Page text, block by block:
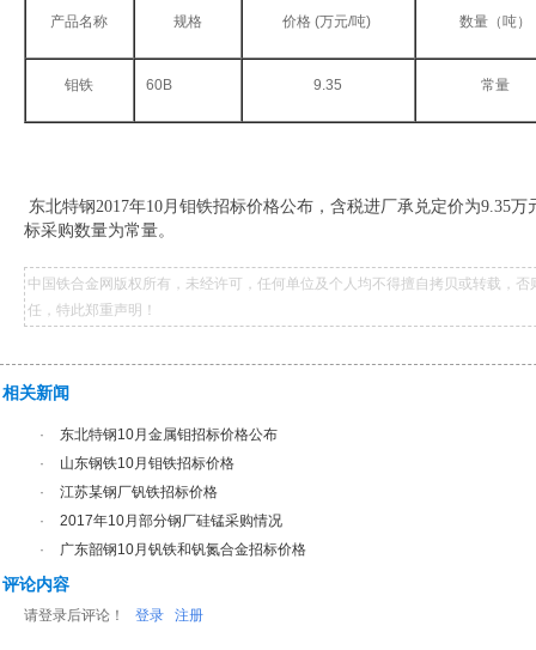
产品名称 规格 价格 (万元/吨) 数量（吨）
钼铁 60B 9.35 常量
东北特钢2017年10月钼铁招标价格公布，含税进厂承兑定价为9.35
标采购数量为常量。
中国铁合金网版权所有，未经许可，任何单位及个人均不得擅自拷贝或转载，
任，特此郑重声明！
相关新闻
·
东北特钢10月金属钼招标价格公布
·
山东钢铁10月钼铁招标价格
·
江苏某钢厂钒铁招标价格
·
2017年10月部分钢厂硅锰采购情况
·
广东韶钢10月钒铁和钒氮合金招标价格
评论内容
请登录后评论！ 登录 注册